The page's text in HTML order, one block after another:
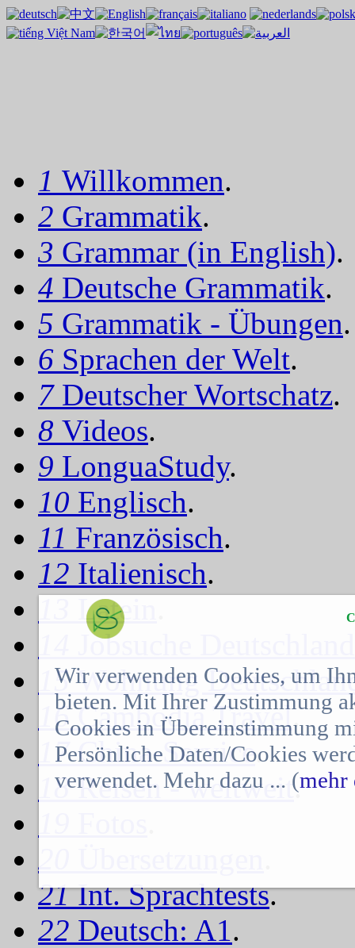
1 Willkommen.
2 Grammatik.
3 Grammar (in English).
4 Deutsche Grammatik.
5 Grammatik - Übungen.
6 Sprachen der Welt.
7 Deutscher Wortschatz.
8 Videos.
9 LonguaStudy.
10 Englisch.
11 Französisch.
12 Italienisch.
Latein
Jobsuche Deutschland
15Wohnung
16Cambodia Travel.
17China-Service.
18Reisen - weltweit.
20
21Int. Sprachtests.
22 Deutsch: A1.
Wir verwenden Cookies, um
bieten. Mit Ihrer Zustimmung
Cookies in Übereinstimmung
Persönliche Daten/Cookies
verwendet. Mehr dazu ... (mehr